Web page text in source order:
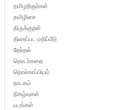
தமிழறிஞர்கள்
தமிழிசை
திருக்குறள்
திரைப்பட மதிப்பீடு
தேர்தல்
தொடர்கதை
தொல்காப்பியம்
நாடகம்
நிகழ்வுகள்
படங்கள்